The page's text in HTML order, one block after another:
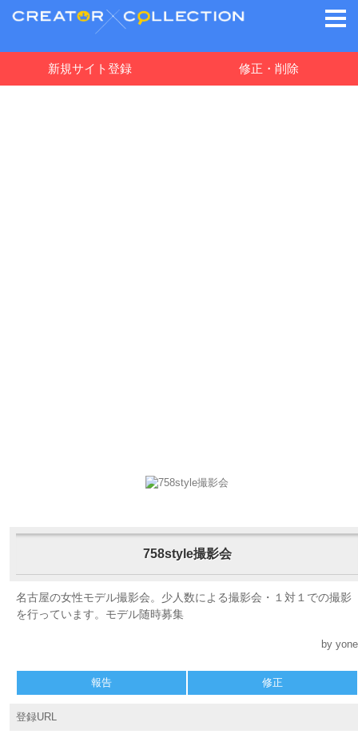
新規サイト登録 修正・削除
758style撮影会
名古屋の女性モデル撮影会。少人数による撮影会・１対１での撮影
を行っています。モデル随時募集
by yone
報告 修正
登録URL